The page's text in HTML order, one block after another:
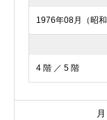
1976年08月（昭和
4 階 ／ 5 階
月